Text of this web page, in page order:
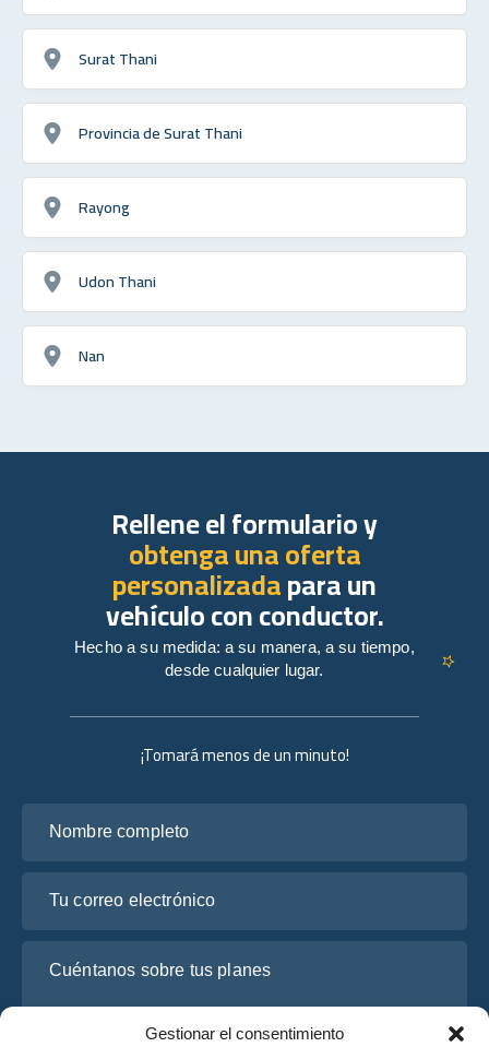
Gestionar el consentimiento
Surat Thani
Provincia de Surat Thani
Rayong
Udon Thani
Nan
¡Tomará menos de un minuto!
Rellene el formulario y
obtenga una oferta
personalizadapara un
vehículo con conductor.
Hecho a su medida: a su manera, a su tiempo,
desde cualquier lugar.